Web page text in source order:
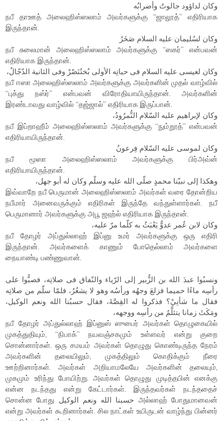
وكان لداؤود جالوتُ وأضرابُه
நபீ தாஊத் அலைஹிஸ்ஸலாம் அவர்களுக்கு “ஜாலூத்” எதிரியாக
இருந்தான்.
وكان لسُليمان عليه السلام صَخَرُ
நபீ சுலைமான் அலைஹிஸ்ஸலாம் அவர்களுக்கு “ஸகர்” என்பவன்
எதிரியாக இருந்தான்.
وكان لعيسى عليه السلام فى حياتِه الأولى بُختُنَصْرْ وفى الثانية الدّجّالُ،
நபீ ஈஸா அலைஹிஸ்ஸலாம் அவர்களுக்கு அவர்களின் முதல் வாழ்வில்
“புக்து நஸ்ர்” என்பவன் விரோதியாயிருந்தான். அவர்களின்
இரண்டாவது வாழ்வில் “தஜ்ஜால்” எதிரியாக இருப்பான்.
وكان لإبراهيم عليه السّلام النُّمرُودُ،
நபீ இப்றாஹீம் அலைஹிஸ்ஸலாம் அவர்களுக்கு “நும்றூத்” என்பவன்
எதிரியாயிருந்தான்.
وكان لموسى عليه السّلام فِرعونُ
நபீ மூஸா அலைஹிஸ்ஸலாம் அவர்களுக்கு பிர்அவ்ன்
எதிரியாயிருந்தான்.
وهكذا إلى نبيّنا محمدٍ صلّى الله عليه وسلّم وكان له أبو جهل،
இவ்வாறே நபீ பெருமான் அலைஹிஸ்ஸலாம் அவர்கள் வரை தோன்றிய
நபீமார் அனைவருக்கும் எதிரிகள் இருந்தே வந்துள்ளார்கள். நபீ
பெருமானார் அவர்களுக்கு அபூ ஜஹ்ல் எதிரியாக இருந்தான்.
وكان لابن عُمر عدوٌّ يَعْبَثُ به كلّما مرّ عليه،
நபீ தோழர் அப்துல்லாஹ் இப்னு உமர் அவர்களுக்கு ஒரு எதிரி
இருந்தான். அவர்களைக் காணும் போதெல்லாம் அவர்களை
நையாண்டி பண்ணுவான்.
ونسبُوا عبدَ الله بن الزُّبير إلى الرّياء والنّفاق فى صلاتِه، فصبُّوا على
رأسِه ماءًا حميما فزلعَ وجهُه ورأسُه وهو لا يشعُرُ، فلمّا سلّم من صلاتِه
فقال ما شأنِيْ؟ فذكروا له القِصَّةَ، فقال حسبُنا الله ونعم الوكيل،
ومَكَثَ زمانا يتئلَّمُ من رأسِه ووجهه،
நபீ தோழர் அப்துல்லாஹ் இப்னுஸ் ஸுபைர் அவர்கள் தொழுகையில்
முகத்துதியும், “நிபாக்” நயவஞ்சகமும் உள்ளவர் என்று குறை
சொன்னார்கள். ஒரு சமயம் அவர்கள் தொழுது கொண்டிருந்த நேரம்
அவர்களின் தலையிலும், முகத்திலும் கொதிக்கும் நீரை
ஊற்றினார்கள். அவர்கள் அறியாமலேயே அவர்களின் தலையும்,
முகமும் உரிந்து போயிற்று. அவர்கள் தொழுது முடித்தபின் எனக்கு
என்ன நடந்தது என்று கேட்டார்கள். இருந்தவர்கள் நடந்ததைச்
சொன்ன போது حسبنا الله ونعم الوكيل அல்லாஹ் போதுமானவன்
என்று அவர்கள் கூறினார்கள். சில நாட்கள் உயிருடன் வாழ்ந்து பின்னர்